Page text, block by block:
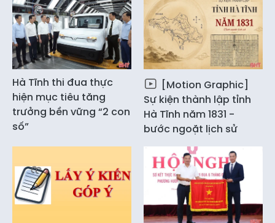
Hà Tĩnh thi đua thực
hiện mục tiêu tăng
trưởng bền vững “2 con
số”
[Motion Graphic]
Sự kiện thành lập tỉnh
Hà Tĩnh năm 1831 -
bước ngoặt lịch sử